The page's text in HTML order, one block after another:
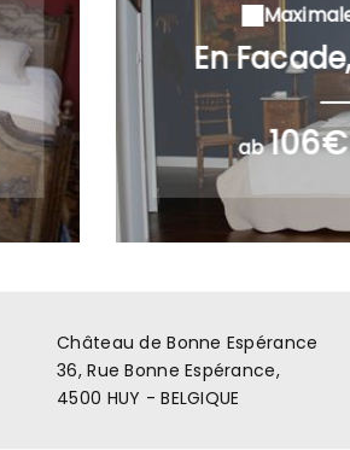
En
ab
Château de Bonne Espérance
36, Rue Bonne Espérance,
4500 HUY - BELGIQUE